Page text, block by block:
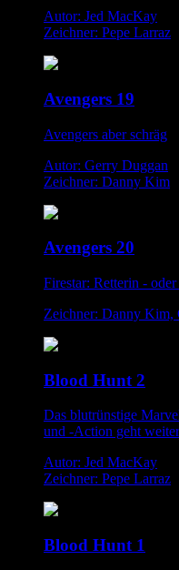
Autor: Jed MacKay
Zeichner: Pepe Larraz
Avengers 19
Avengers aber schräg
Autor: Gerry Duggan
Zeichner: Danny Kim
Avengers 20
Firestar: Retterin -
Zeichner: Danny Kim,
Blood Hunt 2
Das blutrünstige
und -Action geht
Autor: Jed MacKay
Zeichner: Pepe Larraz
Blood Hunt 1